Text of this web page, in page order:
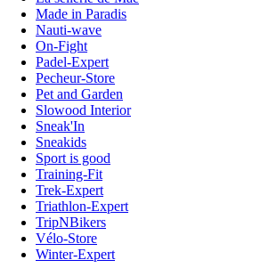
Made in Paradis
Nauti-wave
On-Fight
Padel-Expert
Pecheur-Store
Pet and Garden
Slowood Interior
Sneak'In
Sneakids
Sport is good
Training-Fit
Trek-Expert
Triathlon-Expert
TripNBikers
Vélo-Store
Winter-Expert